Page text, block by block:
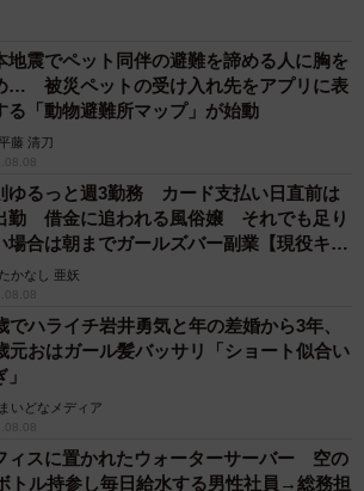
地震でペット同伴の避難を諦める人に胸を
… 被災ペットの受け入れ先をアプリに表
る「動物避難所マップ」が始動
藤 清刀
ゆるっと週3勤務 カード支払い日直前は
勤 借金に追われる風俗嬢 それでも足り
場合は朝までガールズバー副業【現役キャ
に取材】
たかなし 亜妖
でハライチ岩井勇気と年の差婚から3年、
元おはガール髪バッサリ「ショート似合い
まいどなメディア
ィスに置かれたウォーターサーバー 空の
トル持参し毎日給水する男性社員→総務担